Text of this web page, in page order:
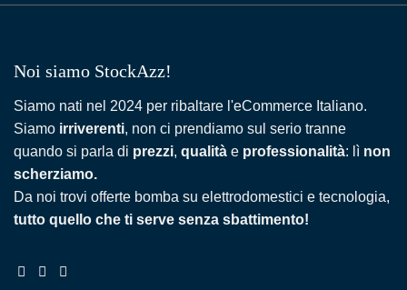
Noi siamo StockAzz!
Siamo nati nel 2024 per ribaltare l'eCommerce Italiano.
Siamo irriverenti, non ci prendiamo sul serio tranne
quando si parla di prezzi, qualità e professionalità: lì non
scherziamo.
Da noi trovi offerte bomba su elettrodomestici e tecnologia,
tutto quello che ti serve senza sbattimento!